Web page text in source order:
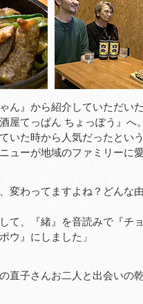
ん』から紹介していただい
屋てっぱん ちょっぽう』へ
いた時から人気だったとい
ューが地域のファミリーに
変わってますよね？どんな
て、『緒』を音読みで『チ
ウ』にしました」
直子さんお二人と出会いの